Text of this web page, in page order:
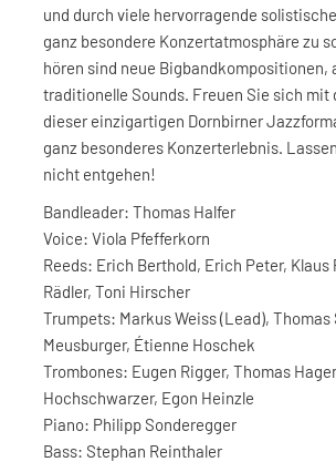
und durch viele hervorragende
ganz besondere Konzertatmosphäre zu
hören sind neue Bigbandkompositionen,
traditionelle Sounds. Freuen Sie sich mit
dieser einzigartigen Dornbirner
ganz besonderes Konzerterlebnis.
nicht entgehen!
Bandleader: Thomas Halfer
Voice: Viola Pfefferkorn
Reeds: Erich Berthold, Erich Peter, Klaus
Rädler, Toni Hirscher
Trumpets: Markus Weiss (Lead), Thomas
Meusburger, Étienne Hoschek
Trombones: Eugen Rigger, Thomas
Hochschwarzer, Egon Heinzle
Piano: Philipp Sonderegger
Bass: Stephan Reinthaler